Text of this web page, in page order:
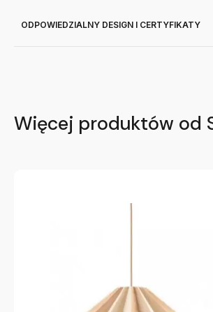
ODPOWIEDZIALNY DESIGN I CERTYFIKATY
Więcej produktów od